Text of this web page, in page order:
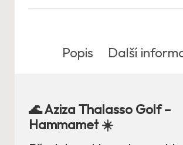
Popis Další
🌊 Aziza Thalasso Golf –
Hammamet ☀️